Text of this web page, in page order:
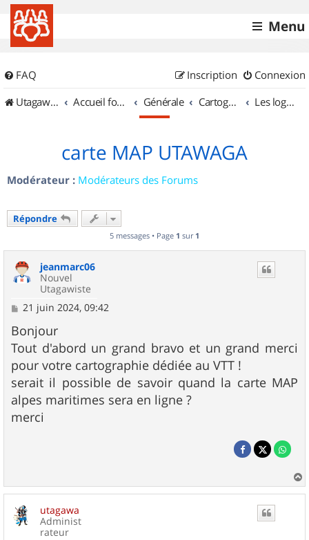
Menu
FAQ Connexion
Inscription
UtagawaVTT (Randos VTT et VTTAE avec traces GPS)
Accueil forum Générale Cartographie et GPS Les logiciels
carte MAP UTAWAGA
Modérateur : Modérateurs des Forums
Répondre
5 messages • Page 1 sur 1
jeanmarc06
Nouvel
Utagawiste
M
s
s
a
g
e
21 juin 2024, 09:42
Bonjour
Tout d'abord un grand bravo et un grand merci
pour votre cartographie dédiée au VTT !
serait il possible de savoir quand la carte MAP
alpes maritimes sera en ligne ?
merci
a
utagawa
Administ
rateur